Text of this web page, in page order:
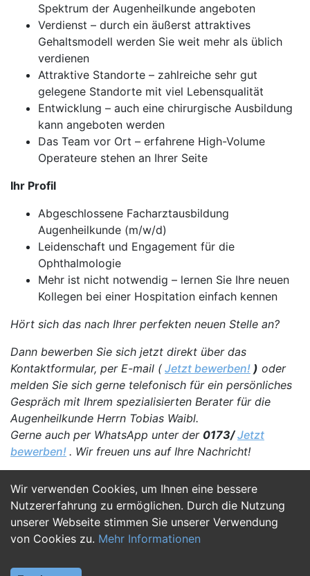
Wir verwenden Cookies, um Ihnen eine bessere
Nutzererfahrung zu ermöglichen. Durch die Nutzung
unserer Webseite stimmen Sie unserer Verwendung
von Cookies zu. Mehr Informationen
Spektrum der Augenheilkunde angeboten
Verdienst – durch ein äußerst attraktives
Gehaltsmodell werden Sie weit mehr als üblich
verdienen
Attraktive Standorte – zahlreiche sehr gut
gelegene Standorte mit viel Lebensqualität
Entwicklung – auch eine chirurgische Ausbildung
kann angeboten werden
Das Team vor Ort – erfahrene High-Volume
Operateure stehen an Ihrer Seite
Ihr Profil
Abgeschlossene Facharztausbildung
Augenheilkunde (m/w/d)
Leidenschaft und Engagement für die
Ophthalmologie
Mehr ist nicht notwendig – lernen Sie Ihre neuen
Kollegen bei einer Hospitation einfach kennen
Hört sich das nach Ihrer perfekten neuen Stelle an?
Dann bewerben Sie sich jetzt direkt über das
Kontaktformular, per E-mail ( Jetzt bewerben! ) oder
melden Sie sich gerne telefonisch für ein persönliches
Gespräch mit Ihrem spezialisierten Berater für die
Augenheilkunde Herrn Tobias Waibl.
Gerne auch per WhatsApp unter der 0173/Jetzt
bewerben! . Wir freuen uns auf Ihre Nachricht!
Jetzt Bewerben